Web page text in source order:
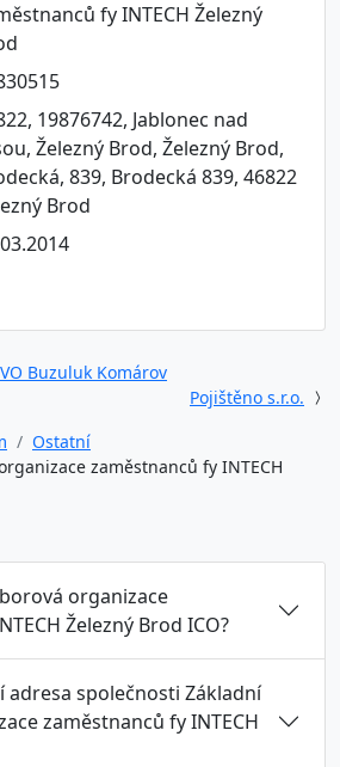
fy INTECH Železný
19876742, Jablonec nad
Železný Brod, Železný Brod,
839, Brodecká 839, 46822
Brod
Buzuluk Komárov
Pojištěno s.r.o.
Ostatní
zaměstnanců fy INTECH
organizace
Železný Brod ICO?
adresa společnosti Základní
zaměstnanců fy INTECH